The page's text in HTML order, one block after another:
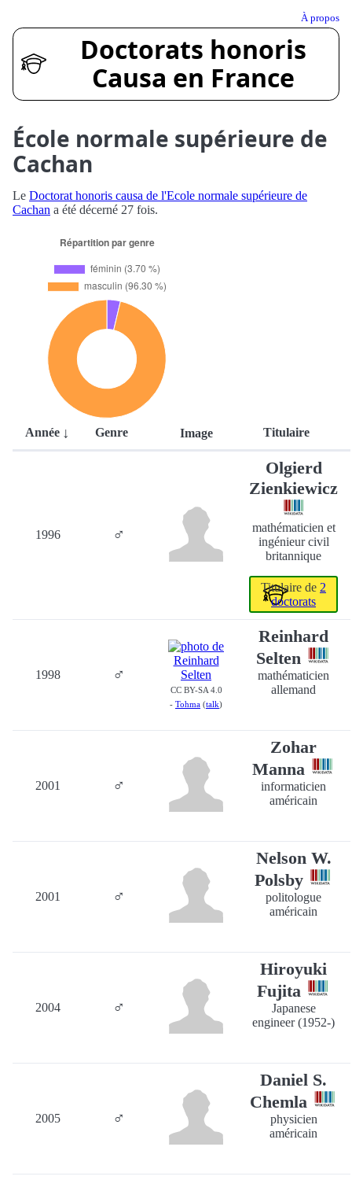
À propos
Doctorats honoris
Causa en France
École normale supérieure de
Cachan
Le Doctorat honoris causa de l'Ecole normale supérieure de
Cachan a été décerné 27 fois.
Année Genre Image Titulaire
1996 ♂
Olgierd
Zienkiewicz
mathématicien et
ingénieur civil
britannique
Titulaire de 2
doctorats
1998 ♂
CC BY-SA 4.0
- Tohma (talk)
Reinhard
Selten
mathématicien
allemand
2001 ♂
Zohar
Manna
informaticien
américain
2001 ♂
Nelson W.
Polsby
politologue
américain
2004 ♂
Hiroyuki
Fujita
Japanese
engineer (1952-)
2005 ♂
Daniel S.
Chemla
physicien
américain